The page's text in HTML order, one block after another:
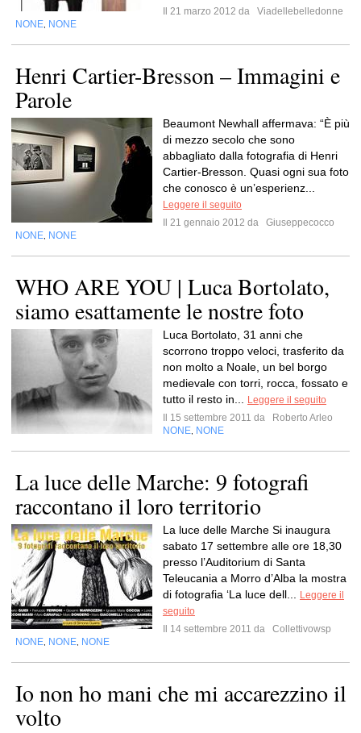
Il 21 marzo 2012 da
Viadellebelledonne
NONE NONE
Henri Cartier-Bresson – Immagini e
Parole
Beaumont Newhall affermava: “È più
di mezzo secolo che sono
abbagliato dalla fotografia di Henri
Cartier-Bresson. Quasi ogni sua foto
che conosco è un’esperienz...
Leggere il seguito
Il 21 gennaio 2012 da
Giuseppecocco
NONE NONE
WHO ARE YOU | Luca Bortolato,
siamo esattamente le nostre foto
Luca Bortolato, 31 anni che
scorrono troppo veloci, trasferito da
non molto a Noale, un bel borgo
medievale con torri, rocca, fossato e
tutto il resto in...
Leggere il seguito
Il 15 settembre 2011 da
Roberto Arleo
NONE NONE
La luce delle Marche: 9 fotografi
raccontano il loro territorio
La luce delle Marche Si inaugura
sabato 17 settembre alle ore 18,30
presso l’Auditorium di Santa
Teleucania a Morro d’Alba la mostra
di fotografia ‘La luce dell...
Leggere il
seguito
Il 14 settembre 2011 da
Collettivowsp
NONE NONE NONE
Io non ho mani che mi accarezzino il
volto